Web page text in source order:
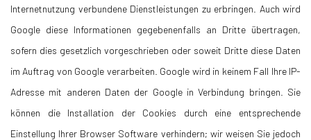
Internetnutzung verbundene Dienstleistungen zu erbringen. Auch wird
Google diese Informationen gegebenenfalls an Dritte übertragen,
sofern dies gesetzlich vorgeschrieben oder soweit Dritte diese Daten
im Auftrag von Google verarbeiten. Google wird in keinem Fall Ihre IP-
Adresse mit anderen Daten der Google in Verbindung bringen. Sie
können die Installation der Cookies durch eine entsprechende
Einstellung Ihrer Browser Software verhindern; wir weisen Sie jedoch